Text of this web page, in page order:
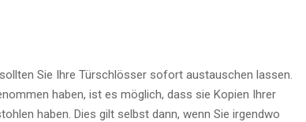
Sie Ihre Türschlösser sofort austauschen lassen.
haben, ist es möglich, dass sie Kopien Ihrer
haben. Dies gilt selbst dann, wenn Sie irgendwo